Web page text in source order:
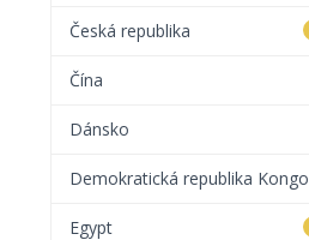
Česká republika
Čína
Dánsko
Demokratická republika Kongo
Egypt